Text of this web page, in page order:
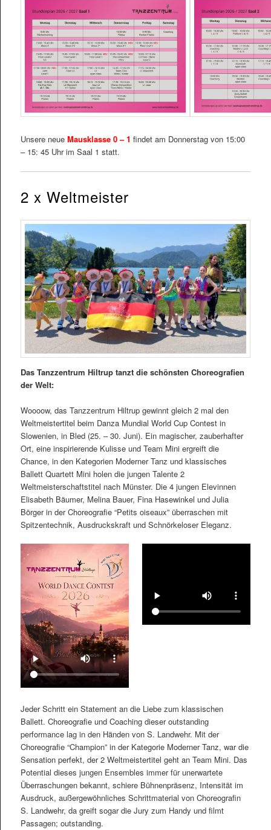
Unsere neueMausklasse 0 – 1 findet am Donnerstag von 15:00
– 15: 45 Uhr im Saal 1 statt.
2 x Weltmeister
Das Tanzzentrum Hiltrup tanzt die schönsten Choreografien
der Welt:
Woooow, das Tanzzentrum Hiltrup gewinnt gleich 2 mal den
Weltmeistertitel beim Danza Mundial World Cup Contest in
Slowenien, in Bled (25. – 30. Juni). Ein magischer, zauberhafter
Ort, eine inspirierende Kulisse und Team Mini ergreift die
Chance, in den Kategorien Moderner Tanz und klassisches
Ballett Quartett Mini holen die jungen Talente 2
Weltmeisterschaftstitel nach Münster. Die 4 jungen Elevinnen
Elisabeth Bäumer, Melina Bauer, Fina Hasewinkel und Julia
Börger in der Choreografie “Petits oiseaux” überraschen mit
Spitzentechnik, Ausdruckskraft und Schnörkeloser Eleganz.
Jeder Schritt ein Statement an die Liebe zum klassischen
Ballett. Choreografie und Coaching dieser outstanding
performance lag in den Händen von S. Landwehr. Mit der
Choreografie “Champion” in der Kategorie Moderner Tanz, war die
Sensation perfekt, der 2 Weltmeistertitel geht an Team Mini. Das
Potential dieses jungen Ensembles immer für unerwartete
Überraschungen bekannt, schiere Bühnenpräsenz, Intensität im
Ausdruck, außergewöhnliches Schrittmaterial von Choreografin
S. Landwehr, da greift sogar die Jury zum Handy und filmt
Passagen; outstanding.